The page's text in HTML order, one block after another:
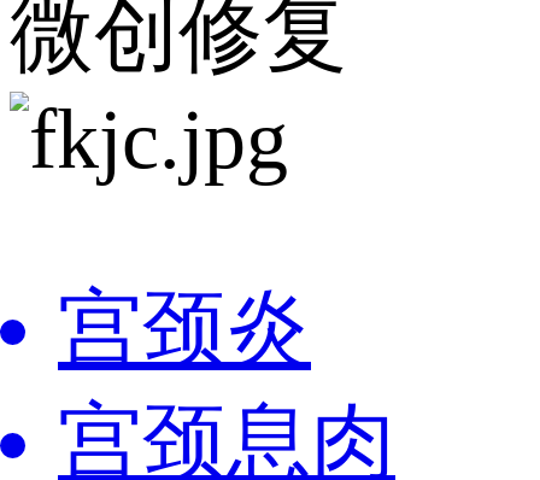
微创修复
宫颈炎
宫颈息肉